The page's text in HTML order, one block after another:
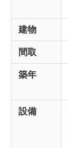
建物
間取
築年
設備